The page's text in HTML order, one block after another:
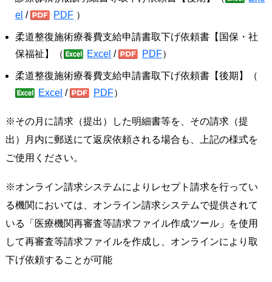
el / PDF ）
柔道整復施術療養費支給申請書取下げ依頼書【国保・社
保福祉】（
Excel / PDF）
柔道整復施術療養費支給申請書取下げ依頼書【後期】（
Excel / PDF）
※その月に請求（提出）した明細書等を、その請求（提
出）月内に郵送にて返戻依頼される場合も、上記の様式を
ご使用ください。
※オンライン請求システムによりレセプト請求を行ってい
る機関においては、オンライン請求システムで提供されて
いる「医療機関再審査等請求ファイル作成ツール」を使用
して再審査等請求ファイルを作成し、オンラインにより取
下げ依頼することが可能